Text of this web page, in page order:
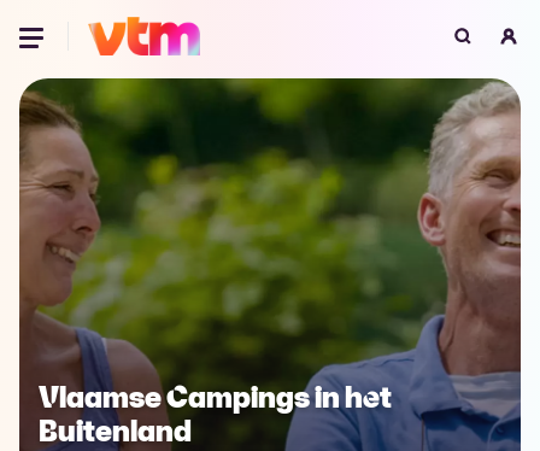
Voor je onze programma's gaat ontdekken,
best je browser updaten of hieronder één
van de ondersteunde browsers
downloaden.
Google Chrome Download
Download
Safari Download
Microsoft Edge Download
Vlaamse Campings in het
Buitenland